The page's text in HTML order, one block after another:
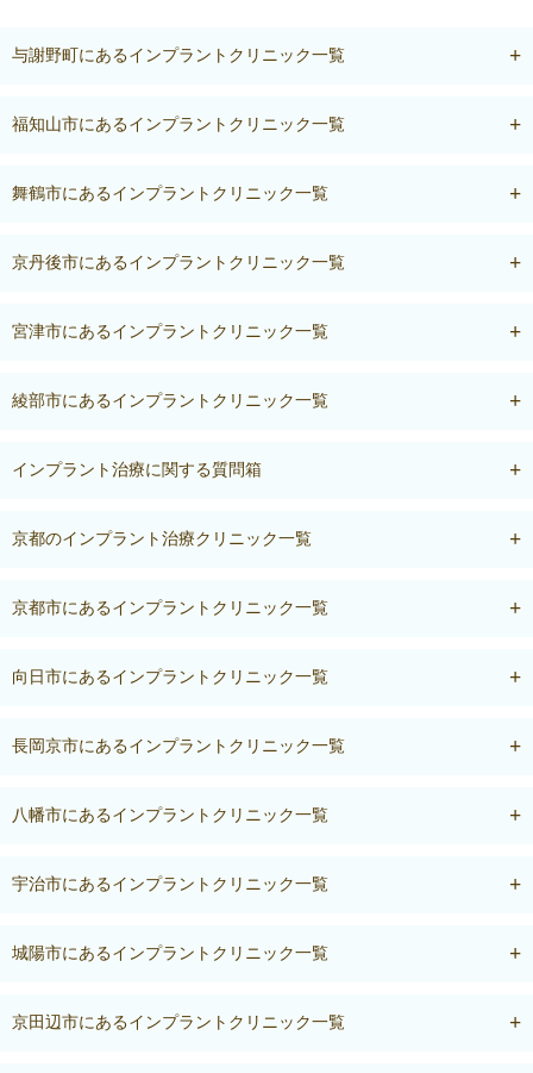
与謝野町にあるインプラントクリニック一覧
福知山市にあるインプラントクリニック一覧
舞鶴市にあるインプラントクリニック一覧
京丹後市にあるインプラントクリニック一覧
宮津市にあるインプラントクリニック一覧
綾部市にあるインプラントクリニック一覧
インプラント治療に関する質問箱
京都のインプラント治療クリニック一覧
京都市にあるインプラントクリニック一覧
向日市にあるインプラントクリニック一覧
長岡京市にあるインプラントクリニック一覧
八幡市にあるインプラントクリニック一覧
宇治市にあるインプラントクリニック一覧
城陽市にあるインプラントクリニック一覧
京田辺市にあるインプラントクリニック一覧